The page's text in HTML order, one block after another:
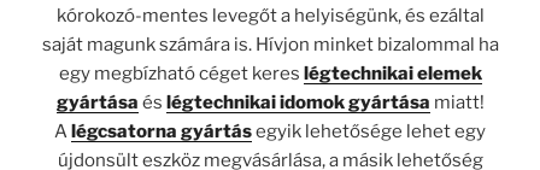
kórokozó-mentes levegőt a helyiségünk, és ezáltal
saját magunk számára is. Hívjon minket bizalommal ha
egy megbízható céget keres légtechnikai elemek
gyártása és légtechnikai idomok gyártása miatt!
Alégcsatorna gyártásegyik lehetősége lehet egy
újdonsült eszköz megvásárlása, a másik lehetőség